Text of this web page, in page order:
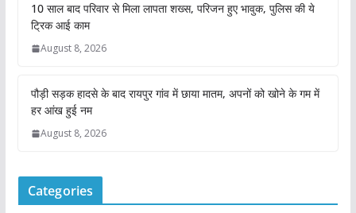
10 साल बाद परिवार से मिला लापता शख्स, परिजन हुए भावुक, पुलिस की ये
ट्रिक आई काम
August 8, 2026
पौड़ी सड़क हादसे के बाद रायपुर गांव में छाया मातम, अपनों को खोने के गम में
हर आंख हुई नम
August 8, 2026
Categories